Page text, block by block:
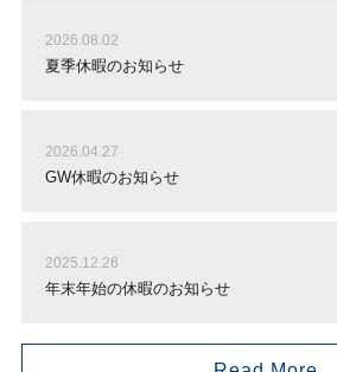
2026.08.02
夏季休暇のお知らせ
2026.04.27
GW休暇のお知らせ
2025.12.26
年末年始の休暇のお知らせ